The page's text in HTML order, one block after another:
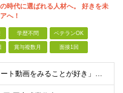
時代に選ばれる人材へ。 好きを未
へ！
学歴不問 ベテランOK
賞与複数月 面接1回
応募理由は「ショート動画をみることが好き」でOK！ #学歴不問 #未経験OK ★1つでも当てはまれば、マッチング率高め★ □ SNSや動画制作に興味がある方 □ アイデアを考えることが好きな方 □